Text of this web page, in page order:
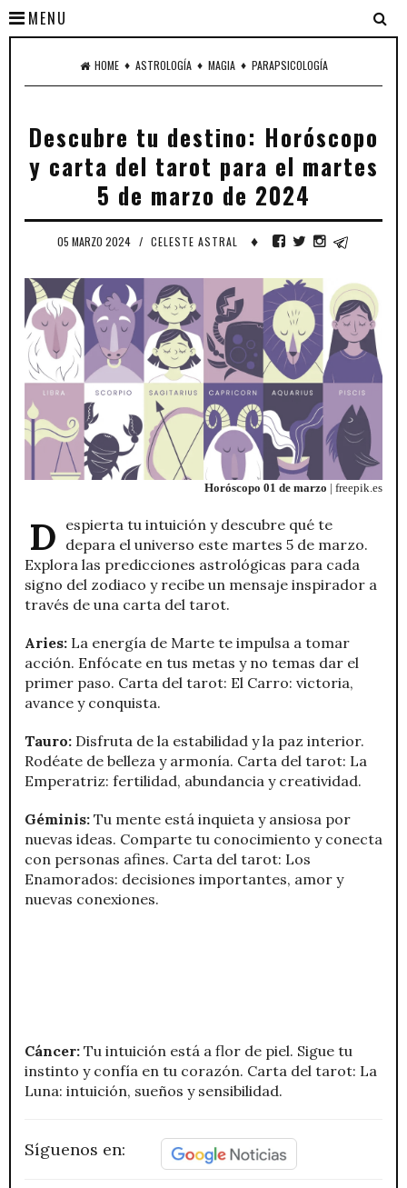
MENU
HOME ♦ ASTROLOGÍA ♦ MAGIA ♦ PARAPSICOLOGÍA
Descubre tu destino: Horóscopo
y carta del tarot para el martes
5 de marzo de 2024
05 MARZO 2024 / CELESTE ASTRAL ♦
Horóscopo 01 de marzo | freepik.es
Despierta tu intuición y descubre qué te depara el universo este martes 5 de marzo.
Explora las predicciones astrológicas para cada
signo del zodiaco y recibe un mensaje inspirador a
través de una carta del tarot.
Aries: La energía de Marte te impulsa a tomar
acción. Enfócate en tus metas y no temas dar el
primer paso. Carta del tarot: El Carro: victoria,
avance y conquista.
Tauro: Disfruta de la estabilidad y la paz interior.
Rodéate de belleza y armonía. Carta del tarot: La
Emperatriz: fertilidad, abundancia y creatividad.
Géminis: Tu mente está inquieta y ansiosa por
nuevas ideas. Comparte tu conocimiento y conecta
con personas afines. Carta del tarot: Los
Enamorados: decisiones importantes, amor y
nuevas conexiones.
Cáncer: Tu intuición está a flor de piel. Sigue tu
instinto y confía en tu corazón. Carta del tarot: La
Luna: intuición, sueños y sensibilidad.
Síguenos en: